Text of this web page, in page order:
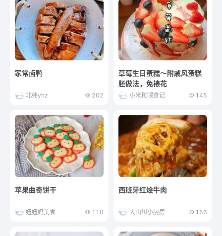
家常卤鸭
北纬yhz 202
草莓生日蛋糕～附戚风蛋糕
胚做法，免裱花
小米粒喂食记 145
苹果曲奇饼干
妞妞妈美食 110
西班牙红烩牛肉
大山川小厨房 156